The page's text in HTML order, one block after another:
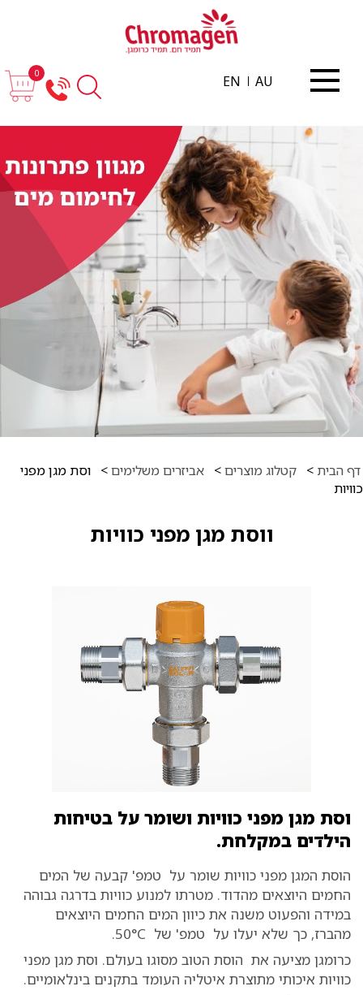
AU
EN
0
דף הבית > קטלוג מוצרים> אביזרים משלימים> וסת מגן מפני
כוויות
ווסת מגן מפני כוויות
וסת מגן מפני כוויות ושומר על בטיחות
הילדים במקלחת.
הוסת המגן מפני כוויות שומר על טמפ' קבעה של המים
החמים היוצאים מהדוד. מטרתו למנוע כוויות בדרגה גבוהה
במידה והפעוט משנה את כיוון המים החמים היוצאים
מהברז, כך שלא יעלו על טמפ' של 50°C.
כרומגן מציעה את הוסת הטוב מסוגו בעולם. וסת מגן מפני
כוויות איכותי מתוצרת איטליה העומד בתקנים בינלאומיים.